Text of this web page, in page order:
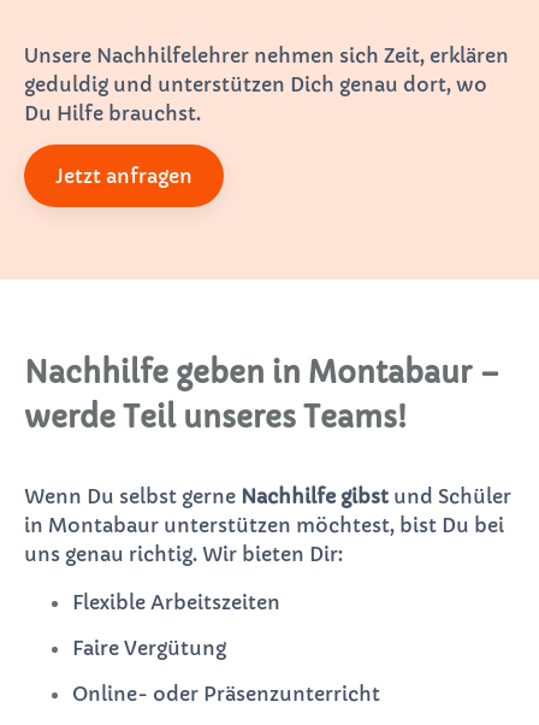
Unsere Nachhilfelehrer nehmen sich Zeit, erklären
geduldig und unterstützen Dich genau dort, wo
Du Hilfe brauchst.
Jetzt anfragen
Nachhilfe geben in Montabaur –
werde Teil unseres Teams!
Wenn Du selbst gerne Nachhilfe gibst und Schüler
in Montabaur unterstützen möchtest, bist Du bei
uns genau richtig. Wir bieten Dir:
Flexible Arbeitszeiten
Faire Vergütung
Online- oder Präsenzunterricht